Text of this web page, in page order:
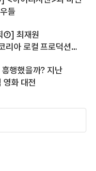
들
⑦] 최재원
리아 로컬 프로덕션
다
행했을까? 지난
영화 대전